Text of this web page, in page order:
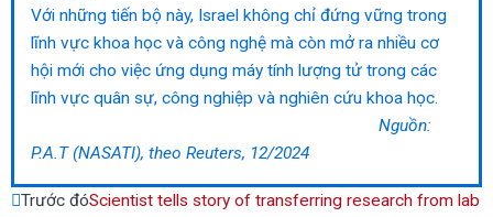
Với những tiến bộ này, Israel không chỉ đứng vững trong
lĩnh vực khoa học và công nghệ mà còn mở ra nhiều cơ
hội mới cho việc ứng dụng máy tính lượng tử trong các
lĩnh vực quân sự, công nghiệp và nghiên cứu khoa học.
Nguồn:
P.A.T (NASATI), theo Reuters, 12/2024
Prev
Trước đóScientist tells story of transferring research from lab
Next